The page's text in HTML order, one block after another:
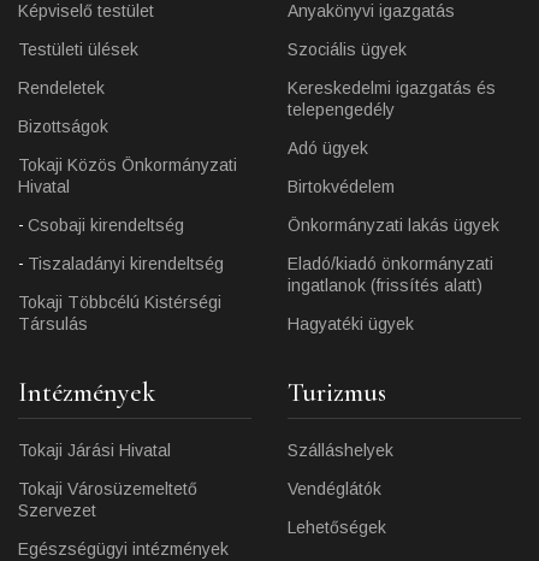
Képviselő testület
Testületi ülések
Rendeletek
Bizottságok
Tokaji Közös Önkormányzati
Hivatal
Csobaji kirendeltség
Tiszaladányi kirendeltség
Tokaji Többcélú Kistérségi
Társulás
Anyakönyvi igazgatás
Szociális ügyek
Kereskedelmi igazgatás és
telepengedély
Adó ügyek
Birtokvédelem
Önkormányzati lakás ügyek
Eladó/kiadó önkormányzati
ingatlanok (frissítés alatt)
Hagyatéki ügyek
Intézmények
Tokaji Járási Hivatal
Tokaji Városüzemeltető
Szervezet
Egészségügyi intézmények
Turizmus
Szálláshelyek
Vendéglátók
Lehetőségek